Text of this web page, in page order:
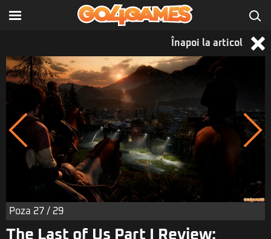
Înapoi la articol
Poza 27 / 29
The Last of Us Part I Review: